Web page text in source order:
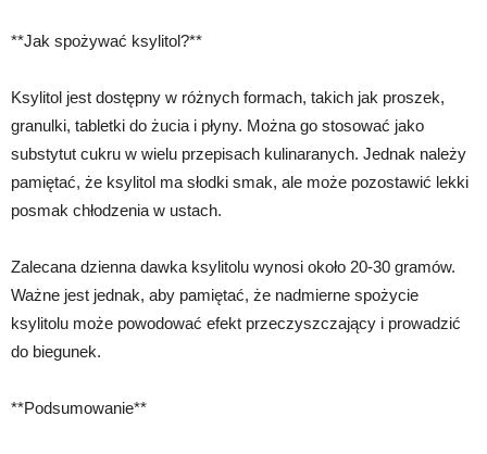
**Jak spożywać ksylitol?**
Ksylitol jest dostępny w różnych formach, takich jak proszek,
granulki, tabletki do żucia i płyny. Można go stosować jako
substytut cukru w wielu przepisach kulinaranych. Jednak należy
pamiętać, że ksylitol ma słodki smak, ale może pozostawić lekki
posmak chłodzenia w ustach.
Zalecana dzienna dawka ksylitolu wynosi około 20-30 gramów.
Ważne jest jednak, aby pamiętać, że nadmierne spożycie
ksylitolu może powodować efekt przeczyszczający i prowadzić
do biegunek.
**Podsumowanie**